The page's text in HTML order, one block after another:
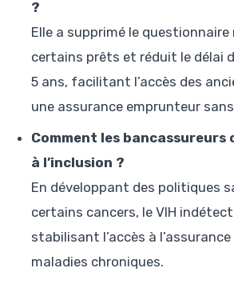
?
Elle a supprimé le
certains prêts et réduit le délai
5 ans, facilitant l’accès des
une assurance emprunteur
Comment les
à l’inclusion ?
En développant des politiques
certains cancers, le VIH
stabilisant l’accès à
maladies chroniques.